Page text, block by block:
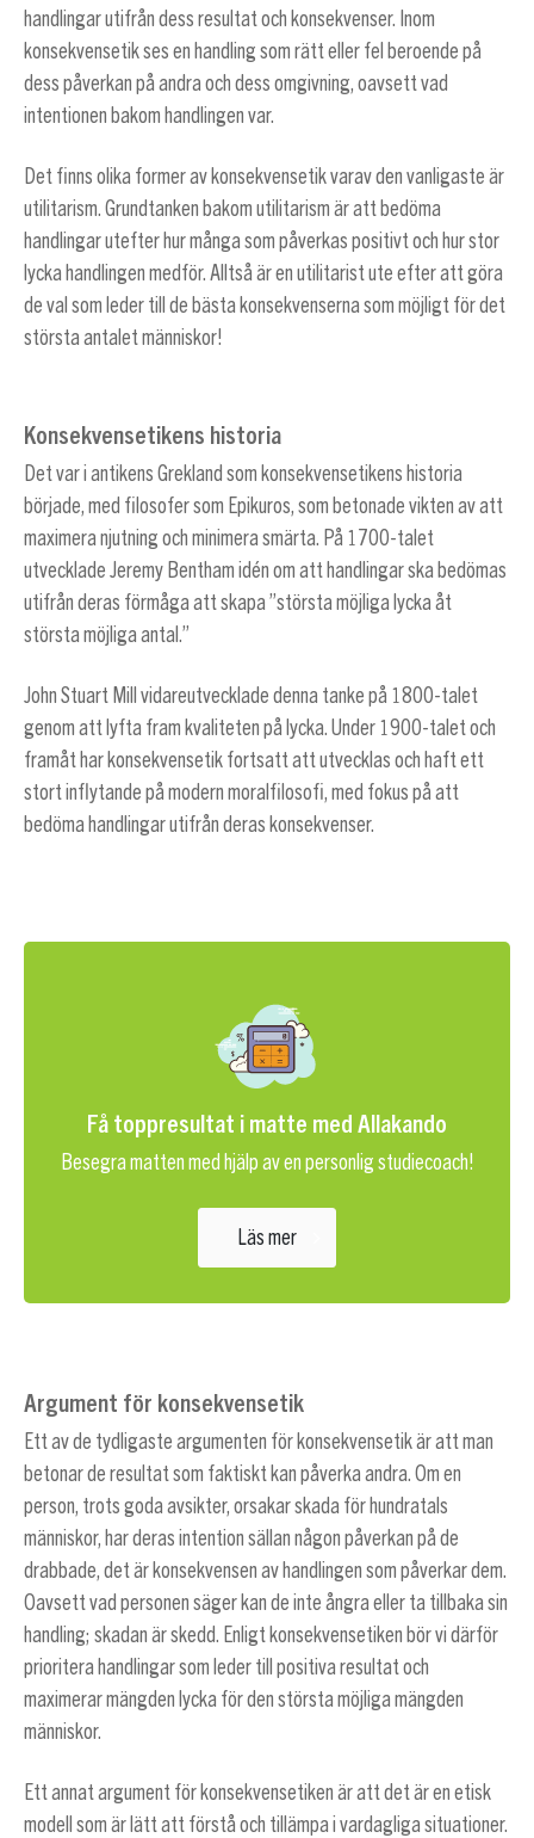
handlingar utifrån dess resultat och konsekvenser. Inom
konsekvensetik ses en handling som rätt eller fel beroende på
dess påverkan på andra och dess omgivning, oavsett vad
intentionen bakom handlingen var.
Det finns olika former av konsekvensetik varav den vanligaste är
utilitarism. Grundtanken bakom utilitarism är att bedöma
handlingar utefter hur många som påverkas positivt och hur stor
lycka handlingen medför. Alltså är en utilitarist ute efter att göra
de val som leder till de bästa konsekvenserna som möjligt för det
största antalet människor!
Konsekvensetikens historia
Det var i antikens Grekland som konsekvensetikens historia
började, med filosofer som Epikuros, som betonade vikten av att
maximera njutning och minimera smärta. På 1700-talet
utvecklade Jeremy Bentham idén om att handlingar ska bedömas
utifrån deras förmåga att skapa ”största möjliga lycka åt
största möjliga antal.”
John Stuart Mill vidareutvecklade denna tanke på 1800-talet
genom att lyfta fram kvaliteten på lycka. Under 1900-talet och
framåt har konsekvensetik fortsatt att utvecklas och haft ett
stort inflytande på modern moralfilosofi, med fokus på att
bedöma handlingar utifrån deras konsekvenser.
Få toppresultat i matte med Allakando
Besegra matten med hjälp av en personlig studiecoach!
Läs mer
Argument för konsekvensetik
Ett av de tydligaste argumenten för konsekvensetik är att man
betonar de resultat som faktiskt kan påverka andra. Om en
person, trots goda avsikter, orsakar skada för hundratals
människor, har deras intention sällan någon påverkan på de
drabbade, det är konsekvensen av handlingen som påverkar dem.
Oavsett vad personen säger kan de inte ångra eller ta tillbaka sin
handling; skadan är skedd. Enligt konsekvensetiken bör vi därför
prioritera handlingar som leder till positiva resultat och
maximerar mängden lycka för den största möjliga mängden
människor.
Ett annat argument för konsekvensetiken är att det är en etisk
modell som är lätt att förstå och tillämpa i vardagliga situationer.